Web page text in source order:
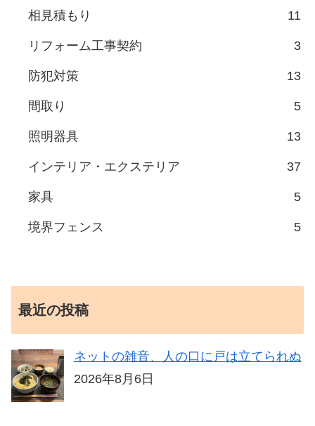
相見積もり 11
リフォーム工事契約 3
防犯対策 13
間取り 5
照明器具 13
インテリア・エクステリア 37
家具 5
境界フェンス 5
最近の投稿
ネットの雑音、人の口に戸は立てられぬ
2026年8月6日